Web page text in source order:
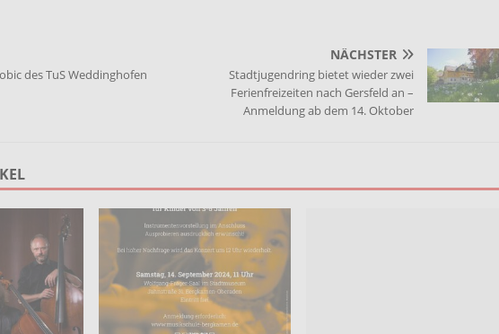
des TuS Weddinghofen
NÄCHSTER
Stadtjugendring bietet wieder zwei
Ferienfreizeiten nach Gersfeld an –
Anmeldung ab dem 14. Oktober